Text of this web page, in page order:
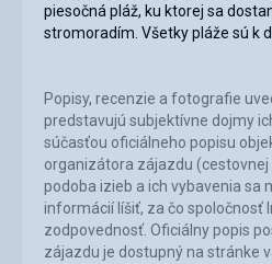
piesočná pláž, ku ktorej sa
stromoradím. Všetky pláže sú k
Popisy, recenzie a fotografie
predstavujú subjektívne dojmy
súčasťou oficiálneho popisu
organizátora zájazdu (cestovnej
podoba izieb a ich vybavenia sa
informácií líšiť, za čo spoločnosť
zodpovednosť. Oficiálny popis
zájazdu je dostupný na stránke